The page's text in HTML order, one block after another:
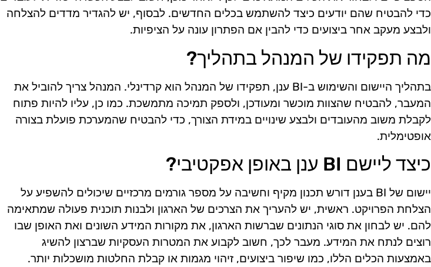
כדי להבטיח שהם יודעים כיצד להשתמש בכלים החדשים. לבסוף, יש להגדיר מדדים להצלחה
ולבצע מעקב אחר ביצועים כדי להבין אם הפתרון עונה על הציפיות.
מה תפקידו של המנהל בתהליך?
בתהליך היישום והשימוש ב-BI ענן, תפקידו של המנהל הוא קרדינלי. המנהל צריך להוביל את
המעבר, להבטיח שהצוות מוכשר ומעודכן, ולספק תמיכה מתמשכת. כמו כן, עליו להיות פתוח
לקבלת משוב מהעובדים ולבצע שינויים במידת הצורך, כדי להבטיח שהמערכת פועלת בצורה
אופטימלית.
כיצד ליישם BI ענן באופן אפקטיבי?
יישום של BI בענן דורש תכנון מקיף וחשיבה על מספר גורמים מרכזיים שיכולים להשפיע על
הצלחת הפרויקט. ראשית, יש להעריך את הצרכים של הארגון ולבנות תוכנית פעולה שמתאימה
להם. יש לבחון את סוגי הנתונים שברשות הארגון, את מקורות המידע השונים ואת האופן שבו
רוצים לנתח את המידע. מעבר לכך, חשוב לקבוע את המטרות העסקיות שברצון להשיג
באמצעות הכלים הללו, כמו שיפור ביצועים, זיהוי מגמות או קבלת החלטות מושכלות יותר.